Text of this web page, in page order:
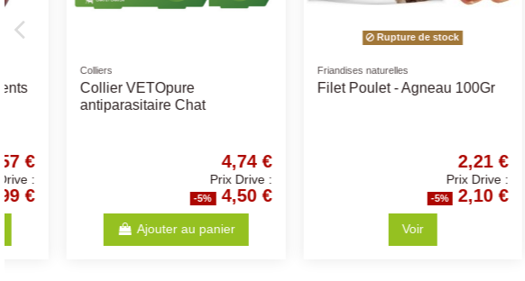
Friandises naturelles
Demi Jarret de Boeuf +/-
1,58 €
Prix Drive :
1,50 €
Ajouter au panier
Accessoires Voiture
Ceinture De Securite Grand
3,66 €
Prix Drive :
3,48 €
Ajouter au panier